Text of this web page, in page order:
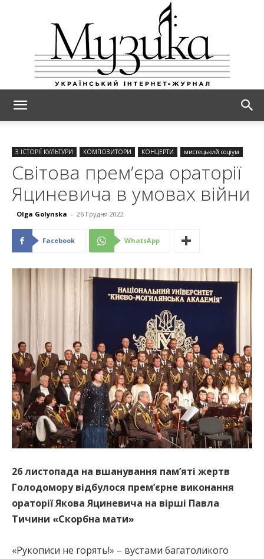
З ІСТОРІЇ КУЛЬТУРИ КОМПОЗИТОРИ КОНЦЕРТИ мистецький соціум
Світова прем’єра ораторії
Яциневича в умовах війни
Olga Golynska - 26 Грудня 2022
Facebook WhatsApp
26 листопада на вшанування пам’яті жертв
Голодомору відбулося прем’єрне виконання
ораторії Якова Яциневича на вірші Павла
Тичини «Скорбна мати»
«Рукописи не горять!» – вустами багатоликого